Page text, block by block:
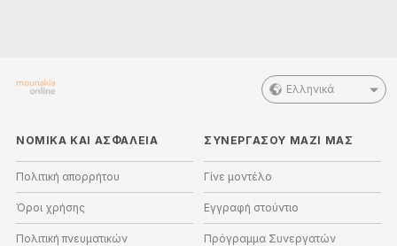
Ελληνικά
ΝΟΜΙΚΑ ΚΑΙ ΑΣΦΑΛΕΙΑ
Πολιτική απορρήτου
Όροι χρήσης
Πολιτική πνευματικών
ΣΥΝΕΡΓΑΣΟΥ ΜΑΖΙ ΜΑΣ
Γίνε μοντέλο
Εγγραφή στούντιο
Πρόγραμμα Συνεργατών